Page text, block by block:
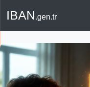
IBAN.gen.tr